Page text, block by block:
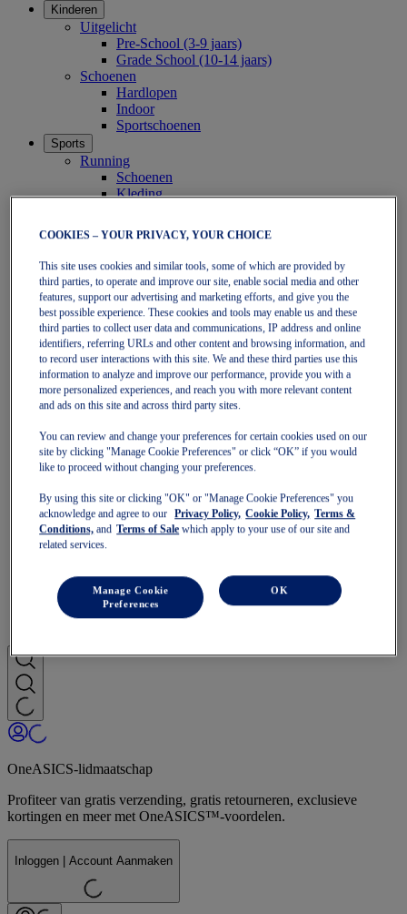
Kinderen
Uitgelicht
Pre-School (3-9 jaars)
Grade School (10-14 jaars)
Schoenen
Hardlopen
Indoor
Sportschoenen
Sports
Running
Schoenen
Kleding
Kleding
Schoenen
Kleding
Collecties
Verder hardlopen - Neutral
GEL-NIMBUS
GEL-CUMULUS
GEL-PULSE
Verder hardlopen - Stability
GEL-KAYANO
GT-1000
Sneller hardlopen
NOVABLAST
DYNABLAST
NOOSA
Trail Running
GEL-VENTURE
GEL-SONOMA
SportStyle
GEL-QUANTUM
JAPAN S
OneASICS-lidmaatschap
Profiteer van gratis verzending, gratis retourneren, exclusieve
kortingen en meer met OneASICS™-voordelen.
Inloggen | Account Aanmaken
COOKIES – YOUR PRIVACY, YOUR CHOICE
This site uses cookies and similar tools, some of which are provided by
third parties, to operate and improve our site, enable social media and other
features, support our advertising and marketing efforts, and give you the
best possible experience. These cookies and tools may enable us and these
third parties to collect user data and communications, IP address and online
identifiers, referring URLs and other content and browsing information, and
to record user interactions with this site. We and these third parties use this
information to analyze and improve our performance, provide you with a
more personalized experiences, and reach you with more relevant content
and ads on this site and across third party sites.
You can review and change your preferences for certain cookies used on our
site by clicking "Manage Cookie Preferences" or click “OK” if you would
like to proceed without changing your preferences.
By using this site or clicking "OK" or "Manage Cookie Preferences" you
acknowledge and agree to our
Privacy Policy, Cookie Policy, Terms &
Conditions, and Terms of Sale which apply to your use of our site and
related services.
Manage Cookie
Preferences
OK